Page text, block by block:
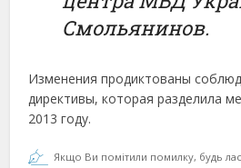
Смольянинов.
Изменения продиктованы
директивы, которая разделила
2013 году.
Якщо Ви помітили помилку, будь